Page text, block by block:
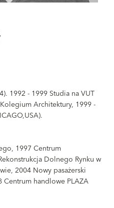
1992 - 1999 Studia na VUT
Architektury, 1999 -
1997 Centrum
Dolnego Rynku w
2004 Nowy pasażerski
handlowe PLAZA